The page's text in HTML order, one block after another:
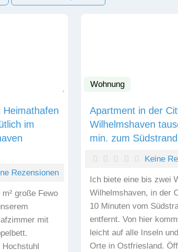
Favorit
Heimathafen
im
Rezensionen
große Fewo
mit
Hochstuhl
Wohnung
Apartment in der
Wilhelmshaven
min. zum
Keine
Ich biete eine bis zwei
Wilhelmshaven, in der
10 Minuten vom
entfernt. Von hier
leicht auf alle Inseln
Orte in Ostfriesland.